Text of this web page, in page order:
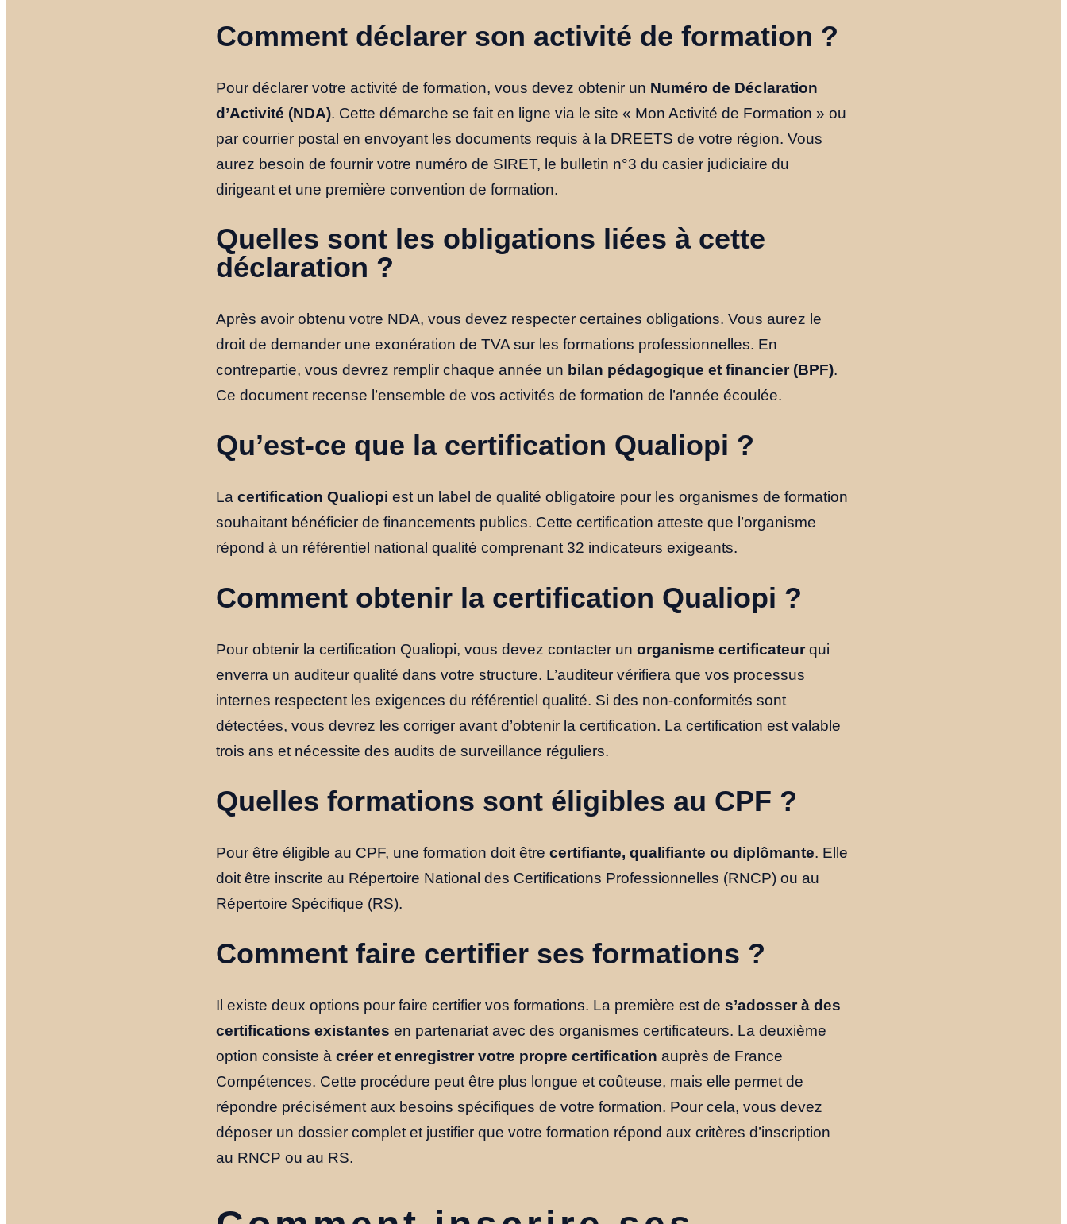
Nos Formules
Notre Histoire
Le Fondateur
Ressources
NOUS TROUVER
Comment déclarer son activité de formation ?
Pour déclarer votre activité de formation, vous devez obtenir un Numéro de Déclaration
d’Activité (NDA). Cette démarche se fait en ligne via le site « Mon Activité de Formation » ou
par courrier postal en envoyant les documents requis à la DREETS de votre région. Vous
aurez besoin de fournir votre numéro de SIRET, le bulletin n°3 du casier judiciaire du
dirigeant et une première convention de formation.
Quelles sont les obligations liées à cette
déclaration ?
Après avoir obtenu votre NDA, vous devez respecter certaines obligations. Vous aurez le
droit de demander une exonération de TVA sur les formations professionnelles. En
contrepartie, vous devrez remplir chaque année un bilan pédagogique et financier (BPF).
Ce document recense l’ensemble de vos activités de formation de l’année écoulée.
Qu’est-ce que la certification Qualiopi ?
La certification Qualiopi est un label de qualité obligatoire pour les organismes de formation
souhaitant bénéficier de financements publics. Cette certification atteste que l’organisme
répond à un référentiel national qualité comprenant 32 indicateurs exigeants.
Comment obtenir la certification Qualiopi ?
Pour obtenir la certification Qualiopi, vous devez contacter un organisme certificateurqui
enverra un auditeur qualité dans votre structure. L’auditeur vérifiera que vos processus
internes respectent les exigences du référentiel qualité. Si des non-conformités sont
détectées, vous devrez les corriger avant d’obtenir la certification. La certification est valable
trois ans et nécessite des audits de surveillance réguliers.
Quelles formations sont éligibles au CPF ?
Pour être éligible au CPF, une formation doit être certifiante, qualifiante ou diplômante. Elle
doit être inscrite au Répertoire National des Certifications Professionnelles (RNCP) ou au
Répertoire Spécifique (RS).
Comment faire certifier ses formations ?
Il existe deux options pour faire certifier vos formations. La première est de s’adosser à des
certifications existantes en partenariat avec des organismes certificateurs. La deuxième
option consiste à créer et enregistrer votre propre certification auprès de France
Compétences. Cette procédure peut être plus longue et coûteuse, mais elle permet de
répondre précisément aux besoins spécifiques de votre formation. Pour cela, vous devez
déposer un dossier complet et justifier que votre formation répond aux critères d’inscription
au RNCP ou au RS.